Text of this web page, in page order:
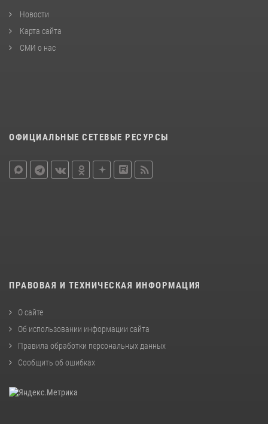
Новости
Карта сайта
СМИ о нас
ОФИЦИАЛЬНЫЕ СЕТЕВЫЕ РЕСУРСЫ
ПРАВОВАЯ И ТЕХНИЧЕСКАЯ ИНФОРМАЦИЯ
О сайте
Об использовании информации сайта
Правила обработки персональных данных
Сообщить об ошибках